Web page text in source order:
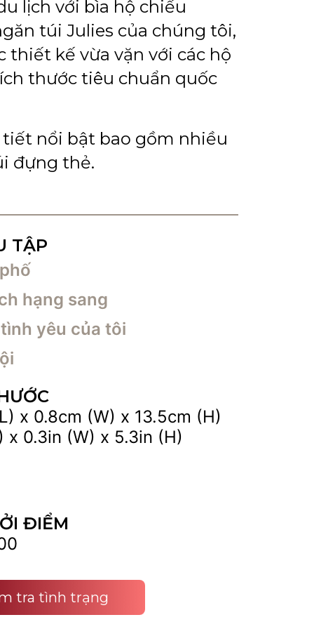
lịch với bìa hộ chiếu
túi Julies của chúng tôi,
thiết kế vừa vặn với các hộ
thước tiêu chuẩn quốc
tiết nổi bật bao gồm nhiều
đựng thẻ.
TẬP
hạng sang
yêu của tôi
x 0.8cm (W) x 13.5cm (H)
x 0.3in (W) x 5.3in (H)
ĐIỂM
tra tình trạng